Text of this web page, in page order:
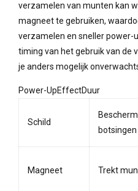
verzamelen van munten kan
magneet te gebruiken,
verzamelen en sneller power-
timing van het gebruik van de
je anders mogelijk
Power-UpEffectDuur
Schild
botsingen
Magneet Trekt